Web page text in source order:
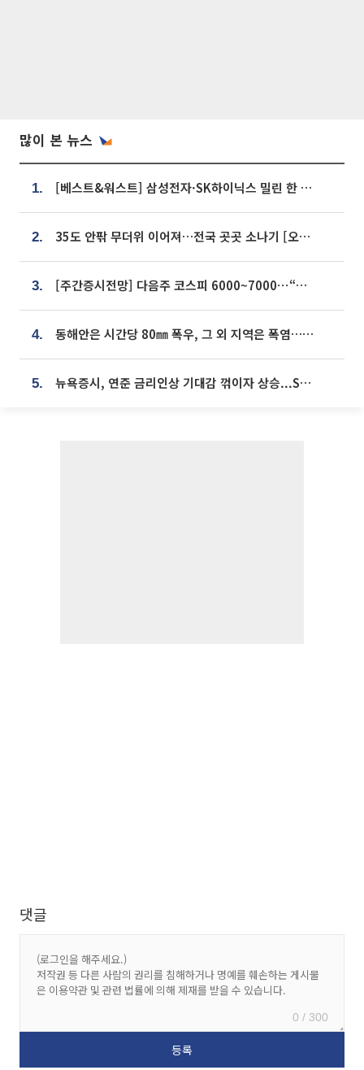
많이 본 뉴스
1. [베스트&워스트] 삼성전자·SK하이닉스 밀린 한 주…상상인증권은 85% 급등
2. 35도 안팎 무더위 이어져…전국 곳곳 소나기 [오늘 날씨]
3. [주간증시전망] 다음주 코스피 6000~7000⋯“外人 수급은 정책이 변수”
4. 동해안은 시간당 80㎜ 폭우, 그 외 지역은 폭염…‘극과 극 날씨’
5. 뉴욕증시, 연준 금리인상 기대감 꺾이자 상승...S&P500 사상 최고치 [종합]
댓글
0 / 300